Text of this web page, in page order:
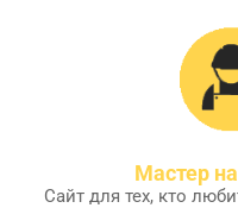
Мастер
Сайт для тех, кто